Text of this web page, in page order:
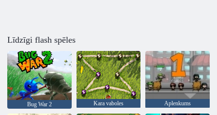
Līdzīgi flash spēles
Bug War 2 Kara vaboles Aplenkums